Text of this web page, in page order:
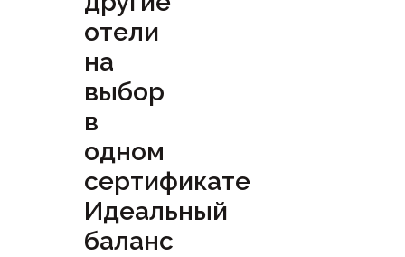
отели
на
выбор
в
одном
сертификате
Идеальный
баланс